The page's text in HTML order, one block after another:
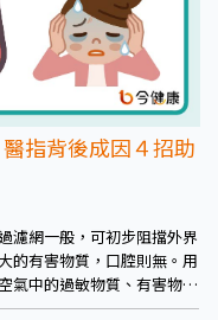
指背後成因４招助
濾網一般，可初步阻擋外界
的有害物質，口腔則無。用
氣中的過敏物質、有害物
病上身。